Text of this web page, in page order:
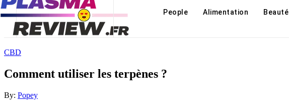
People Alimentation Beauté
CBD
Comment utiliser les terpènes ?
By: Popey